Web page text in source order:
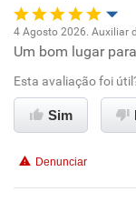
Oportunidade de
Ambiente de
Benefícios
4 Agosto 2026. Auxiliar
Um bom lugar
Esta avaliação foi
Sim
Denunciar